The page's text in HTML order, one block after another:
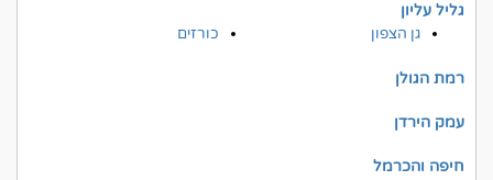
גליל עליון
גן הצפון כורזים
רמת הגולן
עמק הירדן
חיפה והכרמל